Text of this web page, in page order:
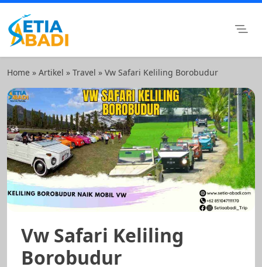
Skip
content
Setia Abadi Group
Paket Wisata Murah, Rental Mobil dan Rental Motor
Surabaya
Home » Artikel » Travel » Vw Safari Keliling Borobudur
Vw Safari Keliling
Borobudur